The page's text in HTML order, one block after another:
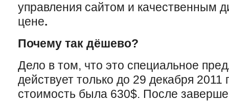
управления сайтом и качественным
цене.
Почему так дёшево?
Дело в том, что это специальное
действует только до 29 декабря 2011
стоимость была 630$. После